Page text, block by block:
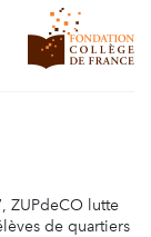
ZUPdeCO lutte
de quartiers